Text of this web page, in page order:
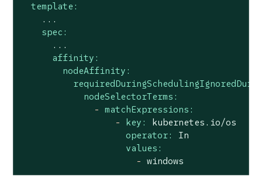
template:
...
spec:
...
affinity:
nodeAffinity:
nodeSelectorTerms:
- matchExpressions:
-
key:
kubernetes.io/os
operator:
In
values:
- windows